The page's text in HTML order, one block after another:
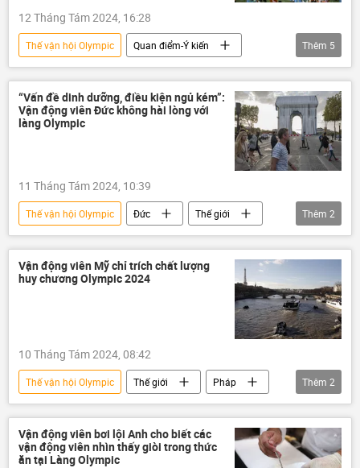
12 Tháng Tám 2024, 16:28
Thế vận hội Olympic
Quan điểm-Ý kiến
chuyên gia
Thế giới
BRICS
Nga
Thể thao
Thêm 5
“Vấn đề dinh dưỡng, điều kiện ngủ kém”:
Vận động viên Đức không hài lòng với
làng Olympic
11 Tháng Tám 2024, 10:39
Thế vận hội Olympic Đức
Thế giới
Pháp
Thể thao
Thêm 2
Vận động viên Mỹ chỉ trích chất lượng
huy chương Olympic 2024
10 Tháng Tám 2024, 08:42
Thế vận hội Olympic Thế giới
Pháp
Thể thao
huy chương
Thêm 2
Vận động viên bơi lội Anh cho biết các
vận động viên nhìn thấy giòi trong thức
ăn tại Làng Olympic